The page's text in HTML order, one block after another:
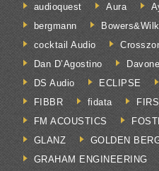
audioquest
Aura
bergmann
cocktail Audio
Dan D’Agostino
Davone
DS Audio
ECLIPSE
FIBBR
fidata
FM ACOUSTICS
GLANZ
GOLDEN
GRAHAM ENGINEERING